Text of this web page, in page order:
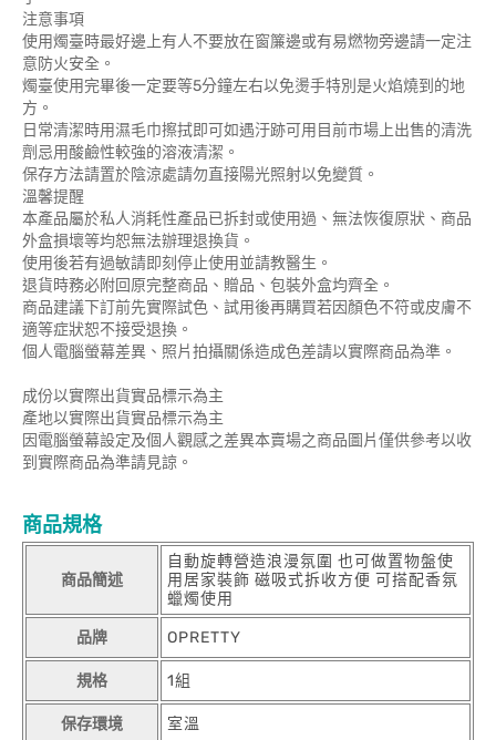
注意事項
使用燭臺時最好邊上有人不要放在窗簾邊或有易燃物旁邊請一定注
意防火安全。
燭臺使用完畢後一定要等5分鐘左右以免燙手特別是火焰燒到的地
方。
日常清潔時用濕毛巾擦拭即可如遇汙跡可用目前市場上出售的清洗
劑忌用酸鹼性較強的溶液清潔。
保存方法請置於陰涼處請勿直接陽光照射以免變質。
溫馨提醒
本產品屬於私人消耗性產品已拆封或使用過、無法恢復原狀、商品
外盒損壞等均恕無法辦理退換貨。
使用後若有過敏請即刻停止使用並請教醫生。
退貨時務必附回原完整商品、贈品、包裝外盒均齊全。
商品建議下訂前先實際試色、試用後再購買若因顏色不符或皮膚不
適等症狀恕不接受退換。
個人電腦螢幕差異、照片拍攝關係造成色差請以實際商品為準。
成份以實際出貨實品標示為主
產地以實際出貨實品標示為主
因電腦螢幕設定及個人觀感之差異本賣場之商品圖片僅供參考以收
到實際商品為準請見諒。
商品規格
商品簡述
自動旋轉營造浪漫氛圍 也可做置物盤使
用居家裝飾 磁吸式拆收方便 可搭配香氛
蠟燭使用
品牌 OPRETTY
規格 1組
保存環境 室溫